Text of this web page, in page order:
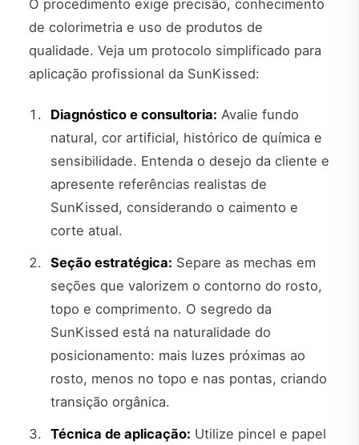
O procedimento exige precisão, conhecimento
de colorimetria e uso de produtos de
qualidade. Veja um protocolo simplificado para
aplicação profissional da SunKissed:
Diagnóstico e consultoria: Avalie fundo
natural, cor artificial, histórico de química e
sensibilidade. Entenda o desejo da cliente e
apresente referências realistas de
SunKissed, considerando o caimento e
corte atual.
Seção estratégica: Separe as mechas em
seções que valorizem o contorno do rosto,
topo e comprimento. O segredo da
SunKissed está na naturalidade do
posicionamento: mais luzes próximas ao
rosto, menos no topo e nas pontas, criando
transição orgânica.
Técnica de aplicação: Utilize pincel e papel